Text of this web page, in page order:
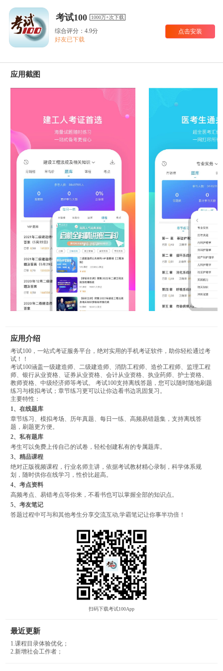
考试100 1000万+次下载
综合评分：4.9分
好友已下载
点击安装
应用截图
应用介绍
考试100，一站式考证服务平台，绝对实用的手机考证软件，助你轻松通过考
试！！
考试100涵盖一级建造师、二级建造师、消防工程师、造价工程师、监理工程
师、银行从业资格、证券从业资格、会计从业资格、执业药师、护士资格、
教师资格、中级经济师等考试。 考试100支持离线答题，您可以随时随地刷题
练习与模拟考试；章节练习更可以让你边看书边巩固复习。
主要特性：
1、在线题库
章节练习、模拟考场、历年真题、每日一练、高频易错题集，支持离线答
题，刷题更方便。
2、私有题库
考生可以免费上传自己的试卷，轻松创建私有的专属题库。
3、精品课程
绝对正版视频课程，行业名师主讲，依据考试教材精心录制，科学体系规
划，随时供你在线学习，性价比超高。
4、考点资料
高频考点、易错考点等你来，不看书也可以掌握全部的知识点。
5、考友笔记
答题过程中可与和其他考生分享交流互动,学霸笔记让你事半功倍！
扫码下载考试100App
最近更新
1.课程目录体验优化；
2.新增社会工作者；